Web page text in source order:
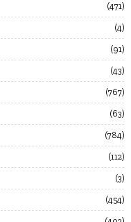
471
4
91
43
767
63
784
112
3
454